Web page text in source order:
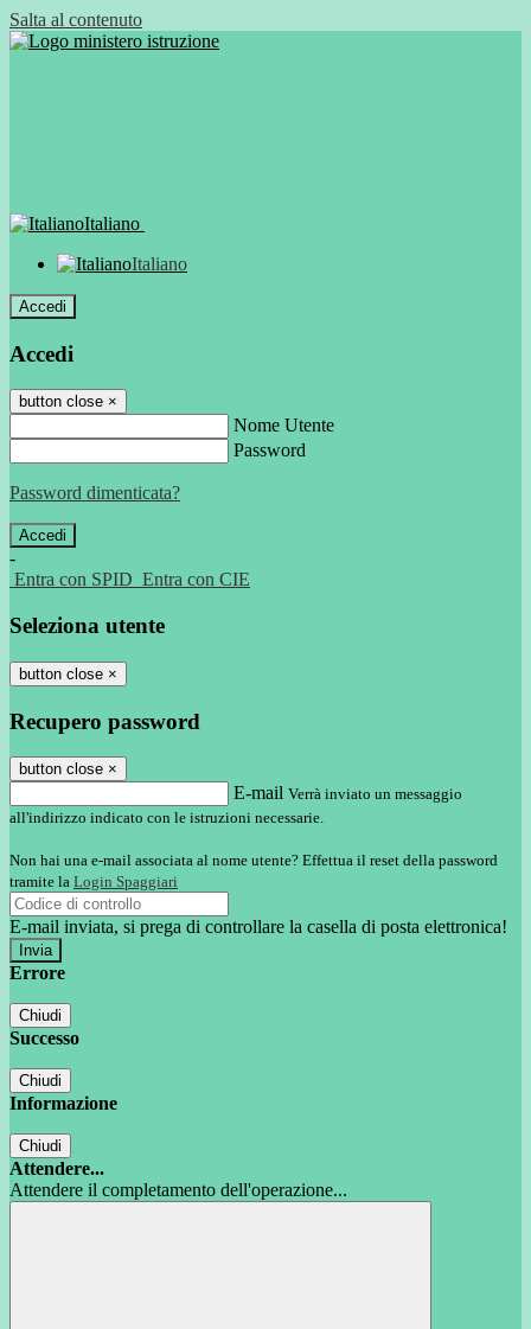
Salta al contenuto
Italiano
Italiano
Accedi
Accedi
button close ×
Nome Utente
Password
Password dimenticata?
-
Entra con SPID Entra con CIE
Seleziona utente
button close ×
Recupero password
button close ×
E-mail Verrà inviato un messaggio
all'indirizzo indicato con le istruzioni necessarie.
Non hai una e-mail associata al nome utente? Effettua il reset della password
tramite la Login Spaggiari
E-mail inviata, si prega di controllare la casella di posta elettronica!
Errore
Chiudi
Successo
Chiudi
Informazione
Chiudi
Attendere...
Attendere il completamento dell'operazione...